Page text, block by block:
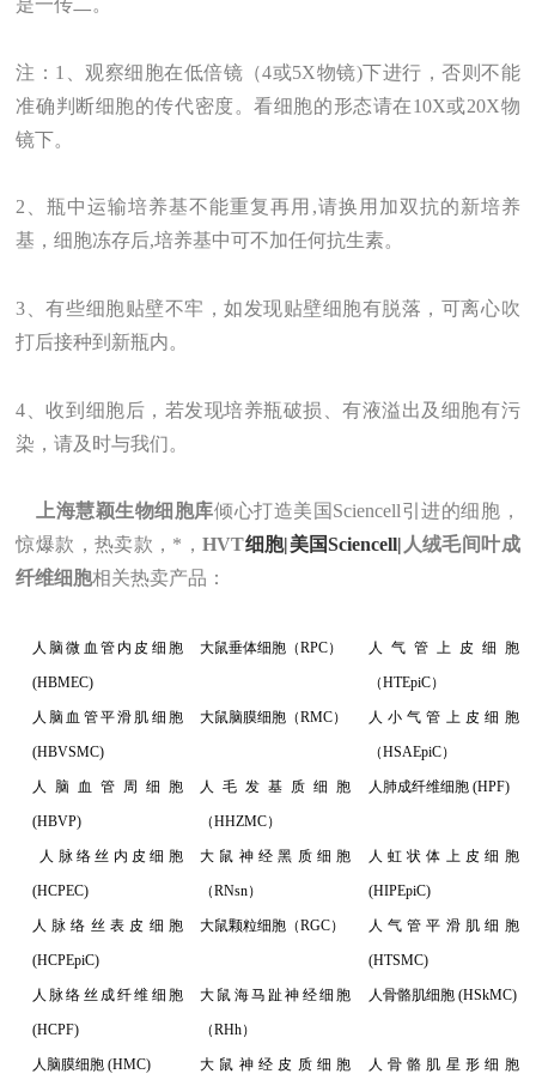
注：1、观察细胞在低倍镜（4或5X物镜)下进行，否则不能
准确判断细胞的传代密度。看细胞的形态请在10X或20X物
镜下。
2、瓶中运输培养基不能重复再用,请换用加双抗的新培养
基，细胞冻存后,培养基中可不加任何抗生素。
3、有些细胞贴壁不牢，如发现贴壁细胞有脱落，可离心吹
打后接种到新瓶内。
4、收到细胞后，若发现培养瓶破损、有液溢出及细胞有污
染，请及时与我们。
上海慧颖生物细胞库倾心打造美国Sciencell引进的细胞，
惊爆款，热卖款，* ，HVT细胞|美国Sciencell| 人绒毛间叶成
纤维细胞相关热卖产品 ：
人脑微血管内皮细胞
(HBMEC)
大鼠垂体细胞（RPC） 人气管上皮细胞
（HTEpiC）
人脑血管平滑肌细胞
(HBVSMC)
大鼠脑膜细胞（RMC） 人小气管上皮细胞
（HSAEpiC）
人脑血管周细胞
(HBVP)
人毛发基质细胞
（HHZMC）
人肺成纤维细胞 (HPF)
人脉络丝内皮细胞
(HCPEC)
大鼠神经黑质细胞
（RNsn）
人虹状体上皮细胞
(HIPEpiC)
人脉络丝表皮细胞
(HCPEpiC)
大鼠颗粒细胞（RGC） 人气管平滑肌细胞
(HTSMC)
人脉络丝成纤维细胞
(HCPF)
大鼠海马趾神经细胞
（RHh）
人骨骼肌细胞 (HSkMC)
人脑膜细胞 (HMC) 大鼠神经皮质细胞 人骨骼肌星形细胞